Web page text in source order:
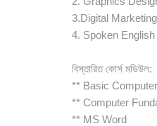
3.Digital
4. Spoken
বিস্তারিত কোর্স মডিউল:
** Basic
** Computer
** MS Word